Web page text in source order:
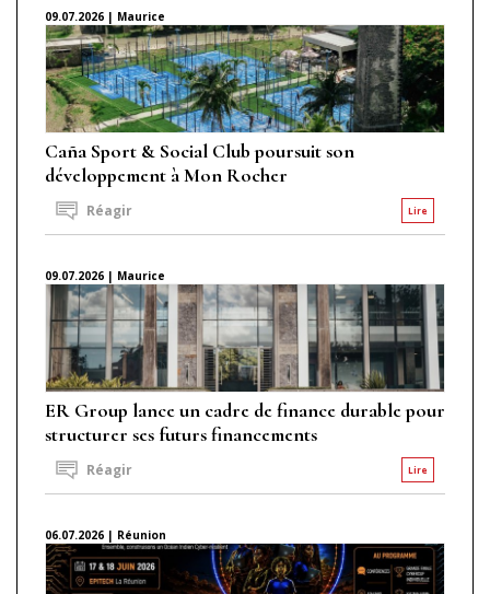
09.07.2026 | Maurice
Caña Sport & Social Club poursuit son
développement à Mon Rocher
Lire
Réagir
09.07.2026 | Maurice
ER Group lance un cadre de finance durable pour
structurer ses futurs financements
Lire
Réagir
06.07.2026 | Réunion